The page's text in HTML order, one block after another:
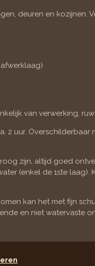
deuren en kozijnen.
van verwerking,
2 uur. Overschilderbaar
zijn, altijd goed
(enkel de 1ste
kan het met fijn
en niet